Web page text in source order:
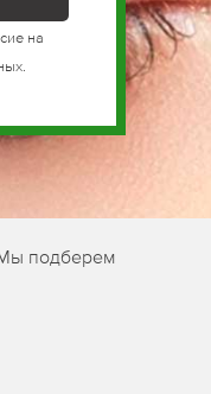
на
Мы подберем